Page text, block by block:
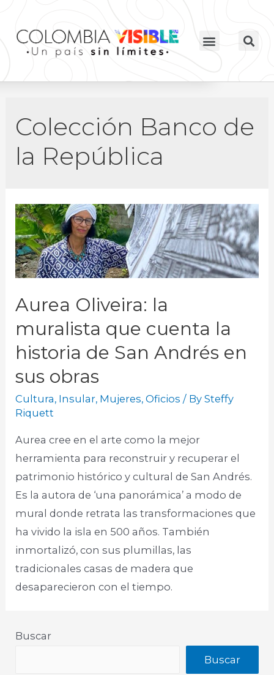
Colección Banco de
la República
Aurea Oliveira: la
muralista que cuenta la
historia de San Andrés en
sus obras
Cultura, Insular, Mujeres,Oficios / BySteffy
Riquett
Aurea cree en el arte como la mejor
herramienta para reconstruir y recuperar el
patrimonio histórico y cultural de San Andrés.
Es la autora de ‘una panorámica’ a modo de
mural donde retrata las transformaciones que
ha vivido la isla en 500 años. También
inmortalizó, con sus plumillas, las
tradicionales casas de madera que
desaparecieron con el tiempo.​
Buscar
Buscar